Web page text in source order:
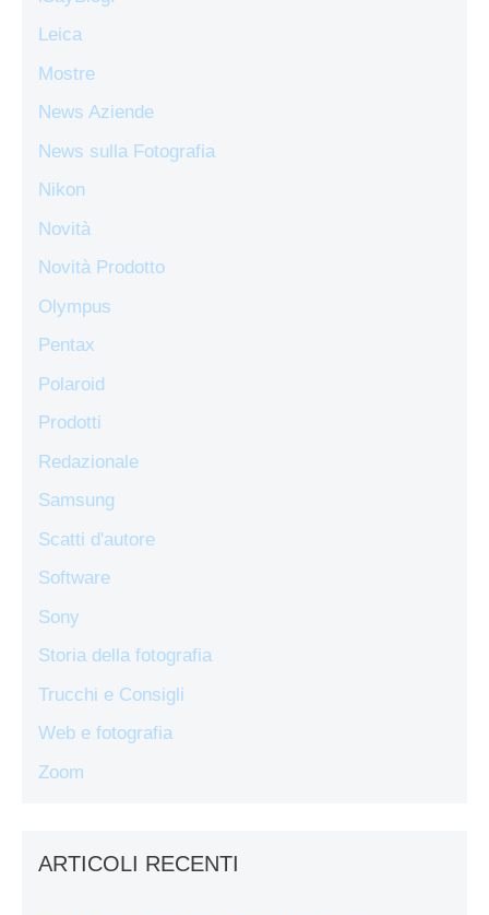
Leica
Mostre
News Aziende
News sulla Fotografia
Nikon
Novità
Novità Prodotto
Olympus
Pentax
Polaroid
Prodotti
Redazionale
Samsung
Scatti d'autore
Software
Sony
Storia della fotografia
Trucchi e Consigli
Web e fotografia
Zoom
ARTICOLI RECENTI